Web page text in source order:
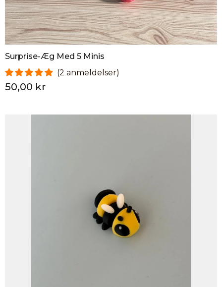
Surprise-Æg Med 5 Minis
2 anmeldelser
50,00 kr